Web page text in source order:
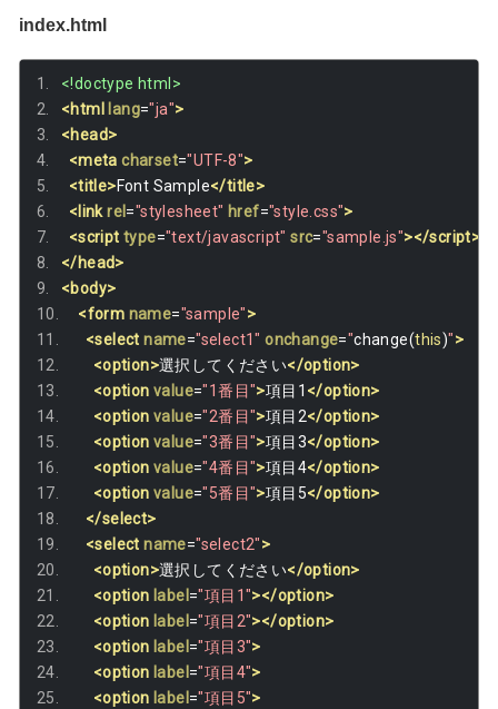
index.html
<!doctype html>
<html
lang="ja">
<head>
<meta charset="UTF-8">
<title>Font Sample</title>
<link rel ="stylesheet" href="style.css">
<script type="text/javascript" src="sample.js"></script>
</head>
<body>
<form name="sample">
<select name="select1" onchange="change(this)">
<option>選択してください</option>
<option value="1番目">項目1 </option>
<option value="2番目">項目2</option>
<option value="3番目">項目3</option>
<option value="4番目">項目4</option>
<option value="5番目">項目5</option>
</select>
<select name="select2">
<option>選択してください</option>
<option label ="項目1"></option>
<option label ="項目2"></option>
<option label ="項目3">
<option label ="項目4">
<option label ="項目5">